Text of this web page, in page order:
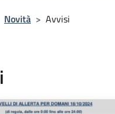
Novità > Avvisi